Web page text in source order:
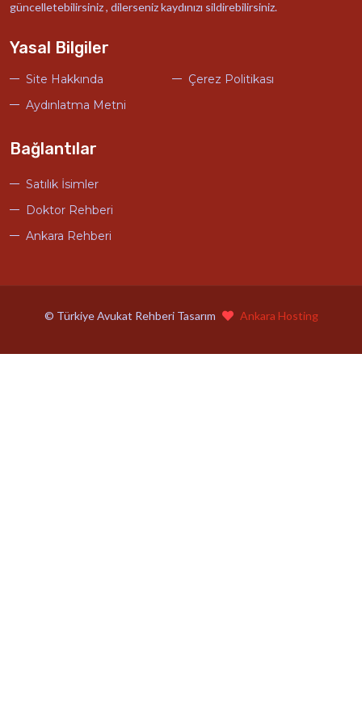
güncelletebilirsiniz , dilerseniz kaydınızı sildirebilirsiniz.
Yasal Bilgiler
Site Hakkında
Çerez Politikası
Aydınlatma Metni
Bağlantılar
Satılık İsimler
Doktor Rehberi
Ankara Rehberi
© Türkiye Avukat Rehberi Tasarım Ankara Hosting